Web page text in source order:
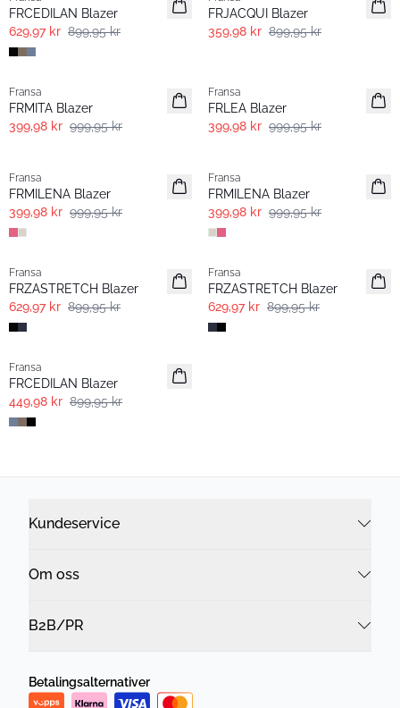
FRCEDILAN Blazer
629,97 kr 899,95 kr
FRJACQUI Blazer
359,98 kr 899,95 kr
- 60% | Salg
Fransa
FRMITA Blazer
399,98 kr 999,95 kr
Fransa
FRLEA Blazer
399,98 kr 999,95 kr
Fransa
FRMILENA Blazer
399,98 kr 999,95 kr
Fransa
FRMILENA Blazer
399,98 kr 999,95 kr
-30%
Fransa
FRZASTRETCH Blazer
629,97 kr 899,95 kr
-30%
Fransa
FRZASTRETCH Blazer
629,97 kr 899,95 kr
- 50%
Fransa
FRCEDILAN Blazer
449,98 kr 899,95 kr
Kundeservice
Om oss
B2B/PR
Betalingsalternativer